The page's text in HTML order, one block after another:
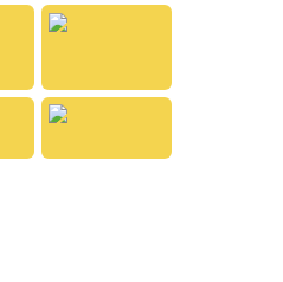
Auch Mitsingen ist
Gute-Laune-